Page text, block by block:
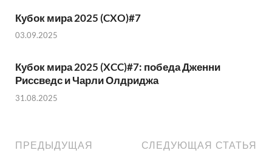
Кубок мира 2025 (CXO)#7
03.09.2025
Кубок мира 2025 (XCC)#7: победа Дженни
Риссведс и Чарли Олдриджа
31.08.2025
ПРЕДЫДУЩАЯ
СЛЕДУЮЩАЯ СТАТЬЯ